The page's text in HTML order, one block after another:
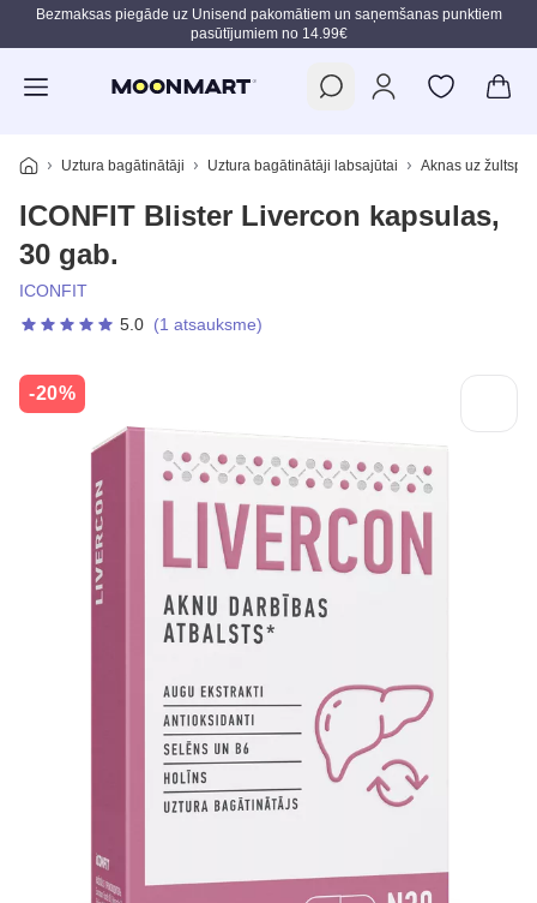
Pāriet uz galveno saturu
Bezmaksas piegāde uz Unisend pakomātiem un saņemšanas punktiem
pasūtījumiem no 14.99€
Uztura bagātinātāji Uztura bagātinātāji labsajūtai Aknas uz
ICONFIT Blister Livercon kapsulas,
30 gab.
ICONFIT
5.0 (1 atsauksme)
-20%